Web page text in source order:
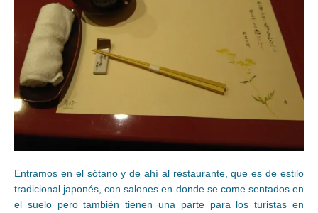
Entramos en el sótano y de ahí al restaurante, que es de estilo
tradicional japonés, con salones en donde se come sentados en
el suelo pero también tienen una parte para los turistas en